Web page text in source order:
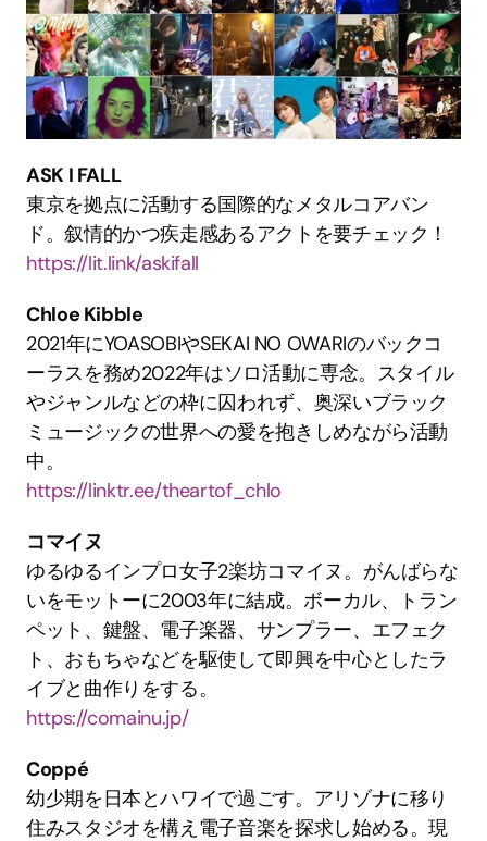
ASK I FALL
東京を拠点に活動する国際的なメタルコアバン
ド。叙情的かつ疾走感あるアクトを要チェック！
https://lit.link/askifall
Chloe Kibble
2021年にYOASOBIやSEKAI NO OWARIのバックコ
ーラスを務め2022年はソロ活動に専念。スタイル
やジャンルなどの枠に囚われず、奥深いブラック
ミュージックの世界への愛を抱きしめながら活動
中。
https://linktr.ee/theartof_chlo
コマイヌ
ゆるゆるインプロ女子2楽坊コマイヌ。がんばらな
いをモットーに2003年に結成。ボーカル、トラン
ペット、鍵盤、電子楽器、サンプラー、エフェク
ト、おもちゃなどを駆使して即興を中心としたラ
イブと曲作りをする。
https://comainu.jp/
Coppé
幼少期を日本とハワイで過ごす。アリゾナに移り
住みスタジオを構え電子音楽を探求し始める。現